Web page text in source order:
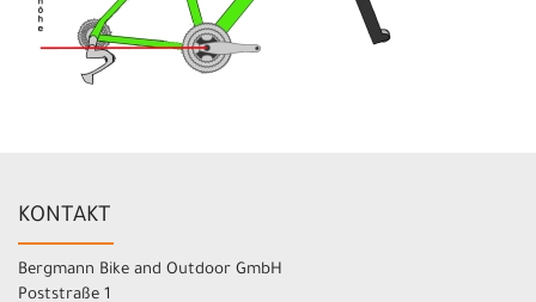
KONTAKT
Bergmann Bike and Outdoor GmbH
Poststraße 1